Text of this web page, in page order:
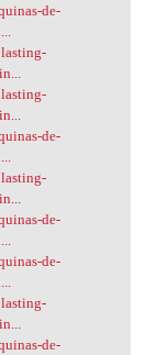
de-
de-
de-
de-
de-